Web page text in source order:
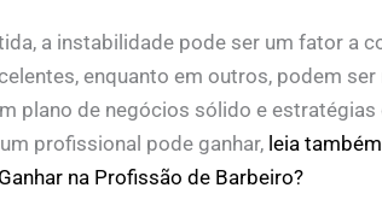
a instabilidade pode ser um fator a
enquanto em outros, podem
plano de negócios sólido e
profissional pode ganhar, leia
na Profissão de Barbeiro?